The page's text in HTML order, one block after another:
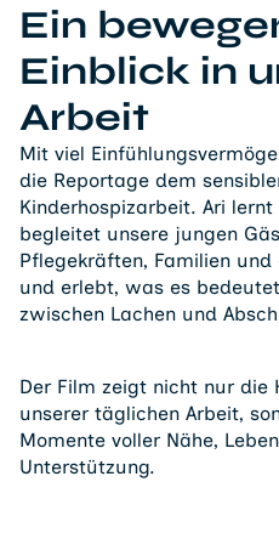
Ein
Einblick in
Arbeit
Mit viel
die Reportage dem
Kinderhospizarbeit. Ari lernt
begleitet unsere jungen
Pflegekräften, Familien
und erlebt, was es
zwischen Lachen und
Der Film zeigt nicht nur die
unserer täglichen Arbeit,
Momente voller Nähe,
Unterstützung.